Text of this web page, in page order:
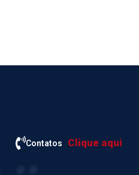
Contatos Clique aqui